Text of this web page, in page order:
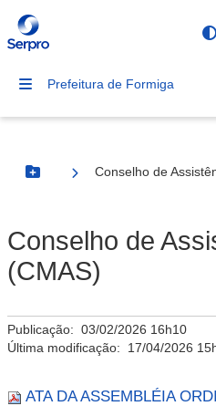
Prefeitura de Formiga
Botão Menu
Conselho de
Conselho de
(CMAS)
Publicação: 03/02/2026 16h10
Última modificação: 17/04/2026
ATA DA ASSEMBLÉIA